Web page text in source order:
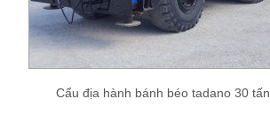
Cẩu địa hành bánh béo tadano 30 tấn